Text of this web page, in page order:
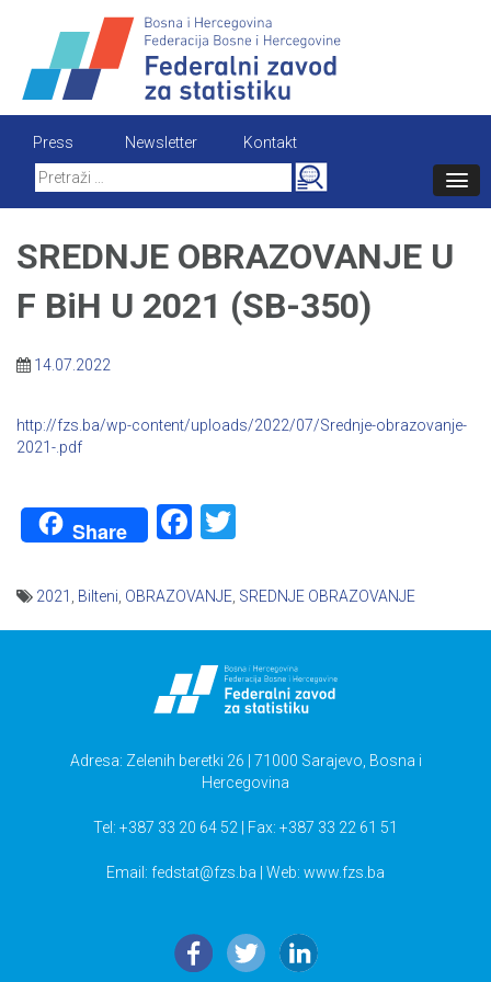
content
Press Newsletter
Kontakt
Search
for:
SREDNJE OBRAZOVANJE U
F BiH U 2021 (SB-350)
14.07.2022
http://fzs.ba/wp-content/uploads/2022/07/Srednje-obrazovanje-
2021-.pdf
Share Facebook
2021 Bilteni OBRAZOVANJE SREDNJE OBRAZOVANJE
Adresa: Zelenih beretki 26 | 71000 Sarajevo, Bosna i
Hercegovina
Tel: +387 33 20 64 52 | Fax: +387 33 22 61 51
Email: fedstat@fzs.ba | Web: www.fzs.ba